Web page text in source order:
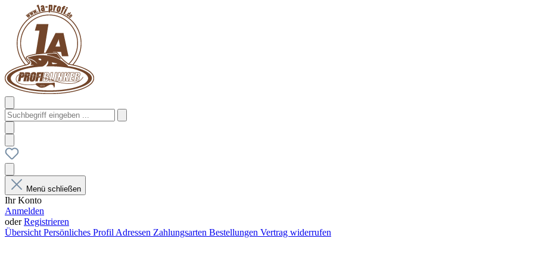
Menü schließen
Ihr Konto
Anmelden
oderRegistrieren
Übersicht Persönliches Profil Adressen Zahlungsarten Bestellungen Vertrag widerrufen